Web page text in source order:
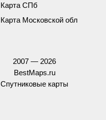
Карта СПб
Карта Московской обл
2007 — 2026
BestMaps.ru
Спутниковые карты